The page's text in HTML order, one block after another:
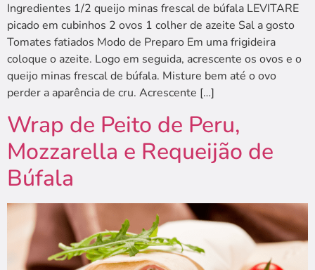
Ingredientes 1/2 queijo minas frescal de búfala LEVITARE
picado em cubinhos 2 ovos 1 colher de azeite Sal a gosto
Tomates fatiados Modo de Preparo Em uma frigideira
coloque o azeite. Logo em seguida, acrescente os ovos e o
queijo minas frescal de búfala. Misture bem até o ovo
perder a aparência de cru. Acrescente […]
Wrap de Peito de Peru,
Mozzarella e Requeijão de
Búfala